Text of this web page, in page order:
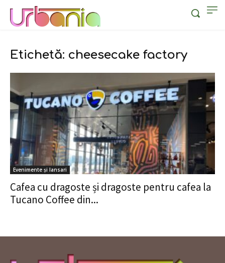
Etichetă: cheesecake factory
Evenimente și lansari
Cafea cu dragoste și dragoste pentru cafea la
Tucano Coffee din...